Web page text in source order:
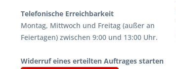
Telefonische Erreichbarkeit
Montag, Mittwoch und Freitag (außer an
Feiertagen) zwischen 9:00 und 13:00 Uhr.
Widerruf eines erteilten Auftrages starten